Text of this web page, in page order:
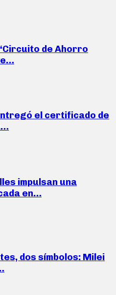
de Ahorro
el certificado de
impulsan una
en…
dos símbolos: Milei